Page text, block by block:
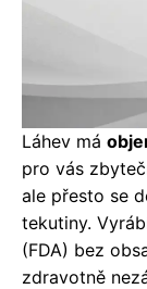
Láhev má
pro vás
ale přesto se
tekutiny.
(FDA) bez
zdravotně